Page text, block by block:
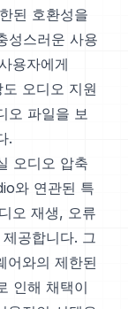
된 호환성을
성스러운 사용
용자에게
오디오 지원
오 파일을 보
.
오디오 압축
와 연관된 특
오 재생, 오류
공합니다. 그
어와의 제한된
인해 채택이